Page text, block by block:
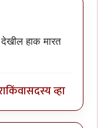
अस्सलbyचौथा कोनाडा
हाक मारत
किंवासदस्य व्हा